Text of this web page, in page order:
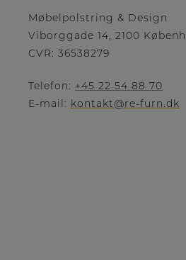
Møbelpolstring & Design
Viborggade 14, 2100
CVR: 36538279
Telefon: +45 22 54 88 70
E-mail: kontakt@re-furn.dk